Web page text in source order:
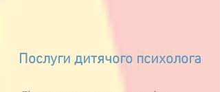
Послуги дитячого психолога